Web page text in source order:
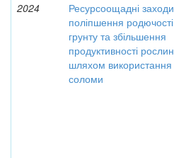
2024
Ресурсоощадні заходи
поліпшення родючості
грунту та збільшення
продуктивності рослин
шляхом використання
соломи